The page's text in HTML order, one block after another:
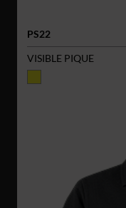
PS22
VISIBLE PIQUE